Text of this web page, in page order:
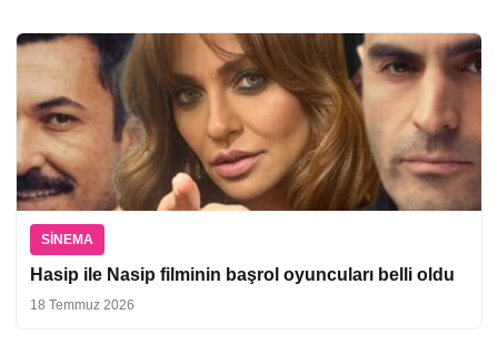
SINEMA
Hasip ile Nasip filminin başrol oyuncuları belli oldu
18 Temmuz 2026